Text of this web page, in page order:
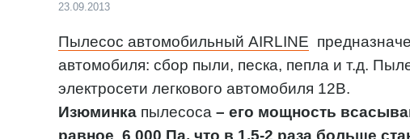
23.09.2013
Пылесос автомобильный AIRLINE
автомобиля: сбор пыли, песка, пепла и т.д.
электросети легкового автомобиля 12В.
Изюминка пылесоса – его мощность
равное 6 000 Па, что в 1,5-2 раза больше